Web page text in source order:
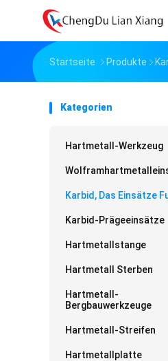
Startseite Produkte
Kategorien
Hartmetall-Werkzeug
Karbid, Das Einsätze
Karbid-Prägeeinsätze
Hartmetallstange
Hartmetall Sterben
Hartmetall-
Bergbauwerkzeuge
Hartmetall-Streifen
Hartmetallplatte